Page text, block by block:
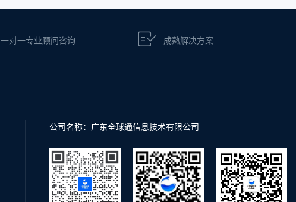
一对一专业顾问咨询 成熟解决方案
公司名称：广东全球通信息技术有限公司